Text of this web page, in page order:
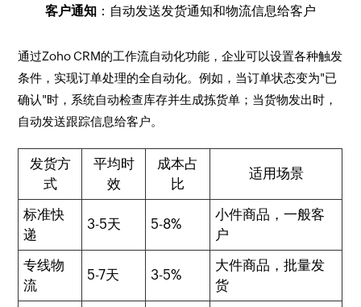
客户通知 ：自动发送发货通知和物流信息给客户
通过Zoho CRM的工作流自动化功能，企业可以设置各种触发
条件，实现订单处理的全自动化。例如，当订单状态变为"已
确认"时，系统自动检查库存并生成拣货单；当货物发出时，
自动发送跟踪信息给客户。
发货方
式
平均时
效
成本占
比
适用场景
标准快
递
3-5天 5-8%
小件商品，一般客
户
专线物
流
5-7天 3-5%
大件商品，批量发
货